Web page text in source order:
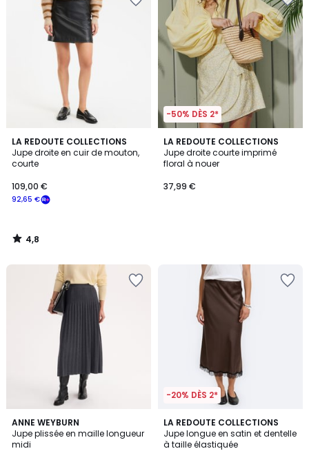
LA REDOUTE COLLECTIONS
Jupe droite en cuir de mouton,
courte
92,65 €
109,00 €
4,8
/ 5
4,8
/
-50% DÈS 2*
LA REDOUTE COLLECTIONS
Jupe droite courte imprimé
floral à nouer
37,99 €
ANNE WEYBURN
Jupe plissée en maille longueur
midi
2
Couleurs
-20% DÈS 2*
LA REDOUTE COLLECTIONS
Jupe longue en satin et dentelle
à taille élastiquée